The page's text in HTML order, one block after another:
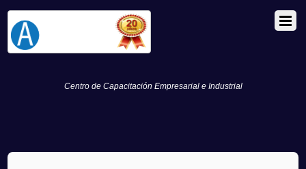
Centro de Capacitación Empresarial e Industrial